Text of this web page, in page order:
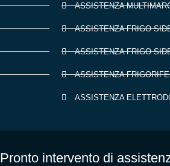
ASSISTENZA
ASSISTENZA FRIGO
ASSISTENZA FRIGO
ASSISTENZA
ASSISTENZA
Pronto intervento di